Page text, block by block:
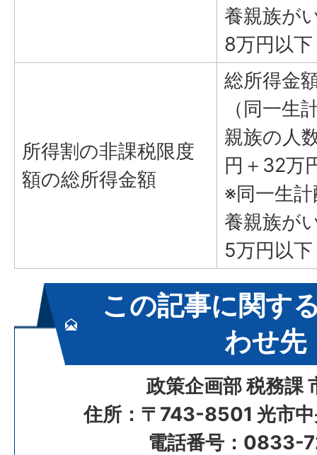
養親族が
8万円以下
所得割の非課税限度
額の総所得金額
総所得金
（同一生
親族の人
円＋32万
※同一生
養親族が
5万円以下
この記事に関す
わせ先
政策企画部 税務課
住所：〒743-8501 光市中
電話番号：0833-